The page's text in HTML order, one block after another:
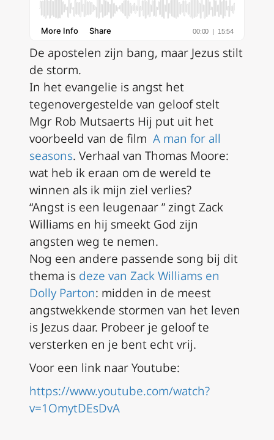
De apostelen zijn bang, maar Jezus stilt
de storm.
In het evangelie is angst het
tegenovergestelde van geloof stelt
Mgr Rob Mutsaerts Hij put uit het
voorbeeld van de film A man for all
seasons. Verhaal van Thomas Moore:
wat heb ik eraan om de wereld te
winnen als ik mijn ziel verlies?
“Angst is een leugenaar ” zingt Zack
Williams en hij smeekt God zijn
angsten weg te nemen.
Nog een andere passende song bij dit
thema is deze van Zack Williams en
Dolly Parton: midden in de meest
angstwekkende stormen van het leven
is Jezus daar. Probeer je geloof te
versterken en je bent echt vrij.
Voor een link naar Youtube:
https://www.youtube.com/watch?
v=1OmytDEsDvA